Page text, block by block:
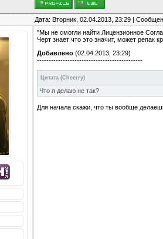
Дата: Вторник, 02.04.2013, 23:29 |
"Мы не смогли найти Лицензионное
Черт знает что это значит, может репак
Добавлено (02.04.2013, 23:29)
---------------------------------------------
Цитата (Cheerry)
Что я делаю не так?
Для начала скажи, что ты вообще